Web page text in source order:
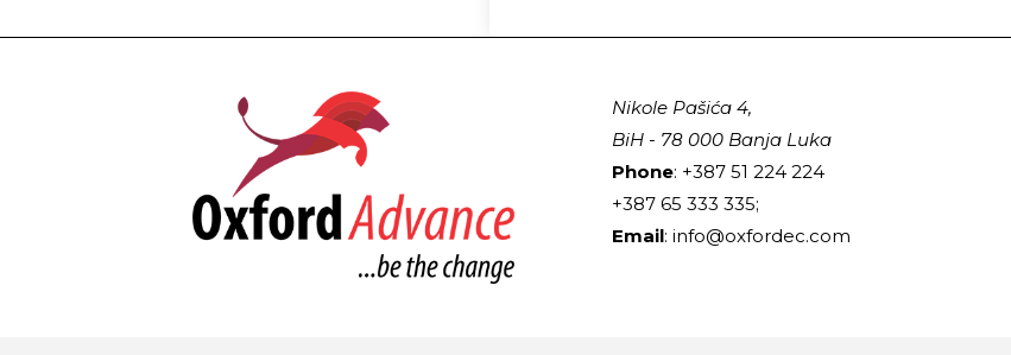
Nikole Pašića 4,
BiH - 78 000 Banja Luka
Phone: +387 51 224 224
+387 65 333 335;
Email: info@oxfordec.com